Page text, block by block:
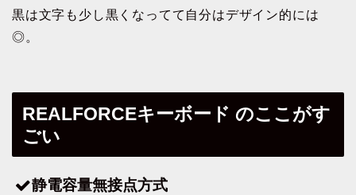
黒は文字も少し黒くなってて自分はデザイン的には
◎。
REALFORCEキーボード のここがす
ごい
静電容量無接点方式